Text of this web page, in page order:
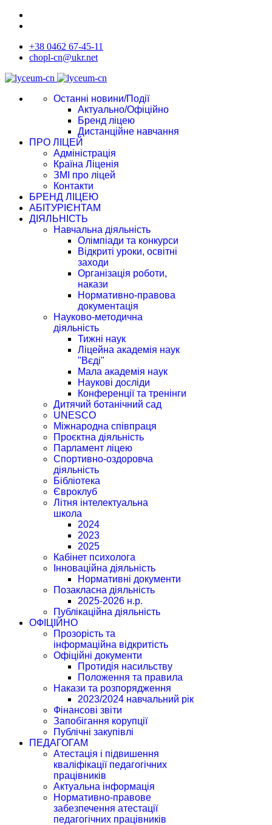
+38 0462 67-45-11
chopl-cn@ukr.net
Останні новини/Події
Актуально/Офіційно
Бренд ліцею
Дистанційне навчання
ПРО ЛІЦЕЙ
Адміністрація
Країна Ліценія
ЗМІ про ліцей
Контакти
БРЕНД ЛІЦЕЮ
АБІТУРІЄНТАМ
ДІЯЛЬНІСТЬ
Навчальна діяльність
Олімпіади та конкурси
Відкриті уроки, освітні
заходи
Організація роботи,
накази
Нормативно-правова
документація
Науково-методична
діяльність
Тижні наук
Ліцейна академія наук
"Вєді"
Мала академія наук
Наукові досліди
Конференції та тренінги
Дитячий ботанічний сад
UNESCO
Міжнародна співпраця
Проєктна діяльність
Парламент ліцею
Спортивно-оздоровча
діяльність
Бібліотека
Євроклуб
Літня інтелектуальна
школа
2024
2023
2025
Кабінет психолога
Інноваційна діяльність
Нормативні документи
Позакласна діяльність
2025-2026 н.р.
Публікаційна діяльність
ОФІЦІЙНО
Прозорість та
інформаційна відкритість
Офіційні документи
Протидія насильству
Положення та правила
Накази та розпорядження
2023/2024 навчальний рік
Фінансові звіти
Запобігання корупції
Публічні закупівлі
ПЕДАГОГАМ
Атестація і підвишення
кваліфікації педагогічних
працівників
Актуальна інформація
Нормативно-правове
забезпечення атестації
педагогічних працівників